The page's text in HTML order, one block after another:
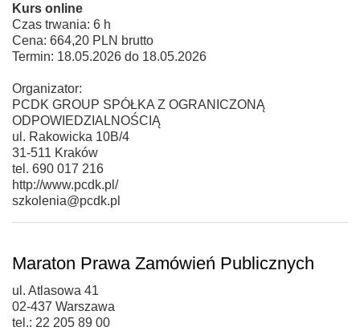
Kurs online
Czas trwania: 6 h
Cena: 664,20 PLN brutto
Termin: 18.05.2026 do 18.05.2026
Organizator:
PCDK GROUP SPÓŁKA Z OGRANICZONĄ
ODPOWIEDZIALNOŚCIĄ
ul. Rakowicka 10B/4
31-511 Kraków
tel. 690 017 216
http://www.pcdk.pl/
szkolenia@pcdk.pl
Maraton Prawa Zamówień Publicznych
ul. Atlasowa 41
02-437 Warszawa
tel.: 22 205 89 00